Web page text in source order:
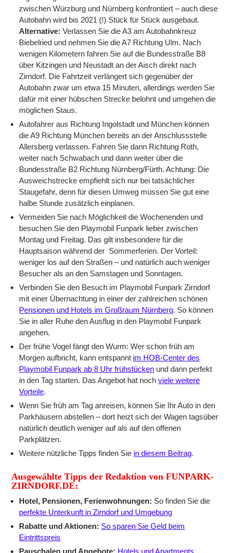
zwischen Würzburg und Nürnberg konfrontiert – auch diese
Autobahn wird bis 2021 (!) Stück für Stück ausgebaut.
Alternative: Verlassen Sie die A3 am Autobahnkreuz
Biebelried und nehmen Sie die A7 Richtung Ulm. Nach
wenigen Kilometern fahren Sie auf die Bundesstraße B8
über Kitzingen und Neustadt an der Aisch direkt nach
Zirndorf. Die Fahrtzeit verlängert sich gegenüber der
Autobahn zwar um etwa 15 Minuten, allerdings werden Sie
dafür mit einer hübschen Strecke belohnt und umgehen die
möglichen Staus.
Autofahrer aus Richtung Ingolstadt und München können
die A9 Richtung München bereits an der Anschlussstelle
Allersberg verlassen. Fahren Sie dann Richtung Roth,
weiter nach Schwabach und dann weiter über die
Bundesstraße B2 Richtung Nürnberg/Fürth. Achtung: Die
Ausweichstrecke empfiehlt sich nur bei tatsächlicher
Staugefahr, denn für diesen Umweg müssen Sie gut eine
halbe Stunde zusätzlich einplanen.
Vermeiden Sie nach Möglichkeit die Wochenenden und
besuchen Sie den Playmobil Funpark lieber zwischen
Montag und Freitag. Das gilt insbesondere für die
Hauptsaison während der Sommerferien. Der Vorteil:
weniger los auf den Straßen – und natürlich auch weniger
Besucher als an den Samstagen und Sonntagen.
Verbinden Sie den Besuch im Playmobil Funpark Zirndorf
mit einer Übernachtung in einer der zahlreichen schönen
Pensionen und Hotels im Großraum Nürnberg. So können
Sie in aller Ruhe den Ausflug in den Playmobil Funpark
angehen.
Der frühe Vogel fängt den Wurm: Wer schon früh am
Morgen aufbricht, kann entspannt im HOB-Center des
Playmobil Funpark ab 8 Uhr frühstücken und dann perfekt
in den Tag starten. Das Angebot hat nochviele weitere
Vorteile.
Wenn Sie früh am Tag anreisen, können Sie Ihr Auto in den
Parkhäusern abstellen – dort heizt sich der Wagen tagsüber
natürlich deutlich weniger auf als auf den offenen
Parkplätzen.
Weitere nützliche Tipps finden Sie in diesem Beitrag.
Ausgewählte Tipps der Redaktion von FUNPARK-
ZIRNDORF.DE:
Hotel, Pensionen, Ferienwohnungen: So finden Sie die
perfekte Unterkunft in Zirndorf und Umgebung
Rabatte und Aktionen: So sparen Sie Geld beim
Eintrittspreis
Pauschalen und Angebote: Hotels und Apartments